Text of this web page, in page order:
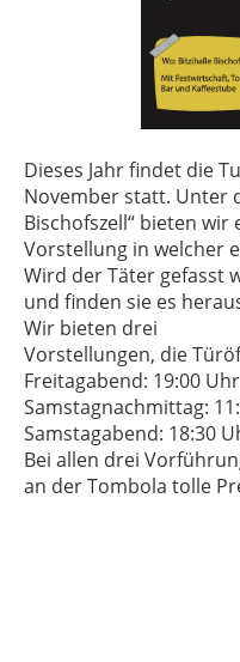
Dieses Jahr findet die
November statt. Unter
Bischofszell“ bieten
Vorstellung in welcher
Wird der Täter gefasst
und finden sie es
Wir bieten drei
Vorstellungen, die
Freitagabend: 19:00 Uhr
Samstagnachmittag:
Samstagabend: 18:30
Bei allen drei
an der Tombola tolle